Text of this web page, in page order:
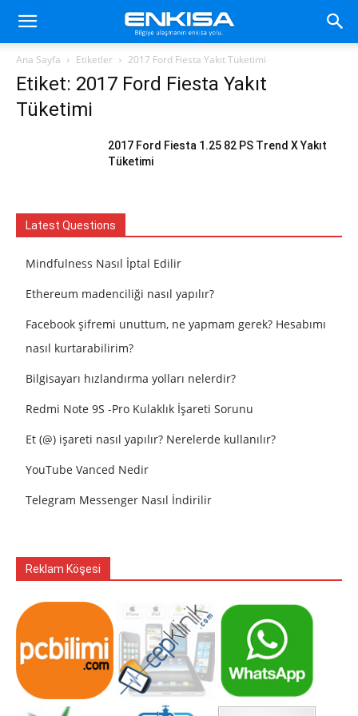
Ana Sayfa Etiketler 2017 Ford Fiesta Yakıt Tüketimi
Etiket: 2017 Ford Fiesta Yakıt
Tüketimi
2017 Ford Fiesta 1.25 82 PS Trend X Yakıt
Tüketimi
Latest Questions
Mindfulness Nasıl İptal Edilir
Ethereum madenciliği nasıl yapılır?
Facebook şifremi unuttum, ne yapmam gerek? Hesabımı
nasıl kurtarabilirim?
Bilgisayarı hızlandırma yolları nelerdir?
Redmi Note 9S -Pro Kulaklık İşareti Sorunu
Et (@) işareti nasıl yapılır? Nerelerde kullanılır?
YouTube Vanced Nedir
Telegram Messenger Nasıl İndirilir
Reklam Köşesi